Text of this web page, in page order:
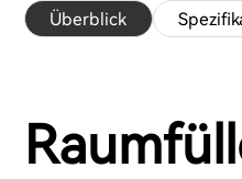
Überblick